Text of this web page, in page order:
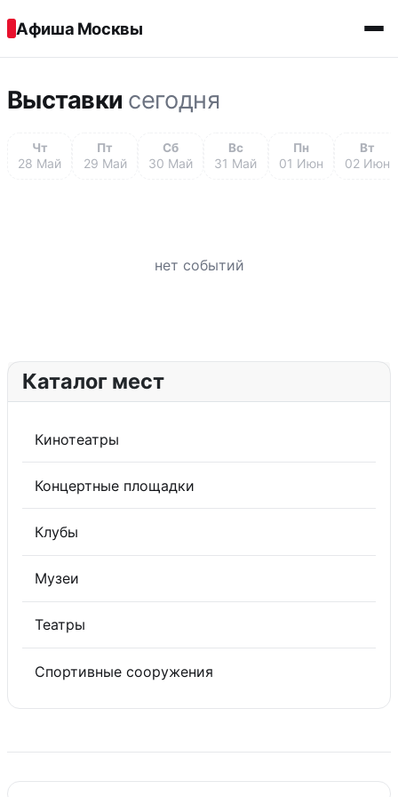
Афиша Москвы
Выставки сегодня
Чт
28 Май
Пт
29 Май
Сб
30 Май
Вс
31 Май
Пн
01 Июн
Вт
02 Июн
нет событий
Каталог мест
Кинотеатры
Концертные площадки
Клубы
Музеи
Театры
Спортивные сооружения